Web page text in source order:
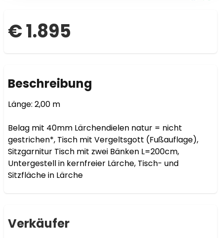
€ 1.895
Beschreibung
Länge: 2,00 m
Belag mit 40mm Lärchendielen natur = nicht
gestrichen*, Tisch mit Vergeltsgott (Fußauflage),
Sitzgarnitur Tisch mit zwei Bänken L=200cm,
Untergestell in kernfreier Lärche, Tisch- und
Sitzfläche in Lärche
Verkäufer